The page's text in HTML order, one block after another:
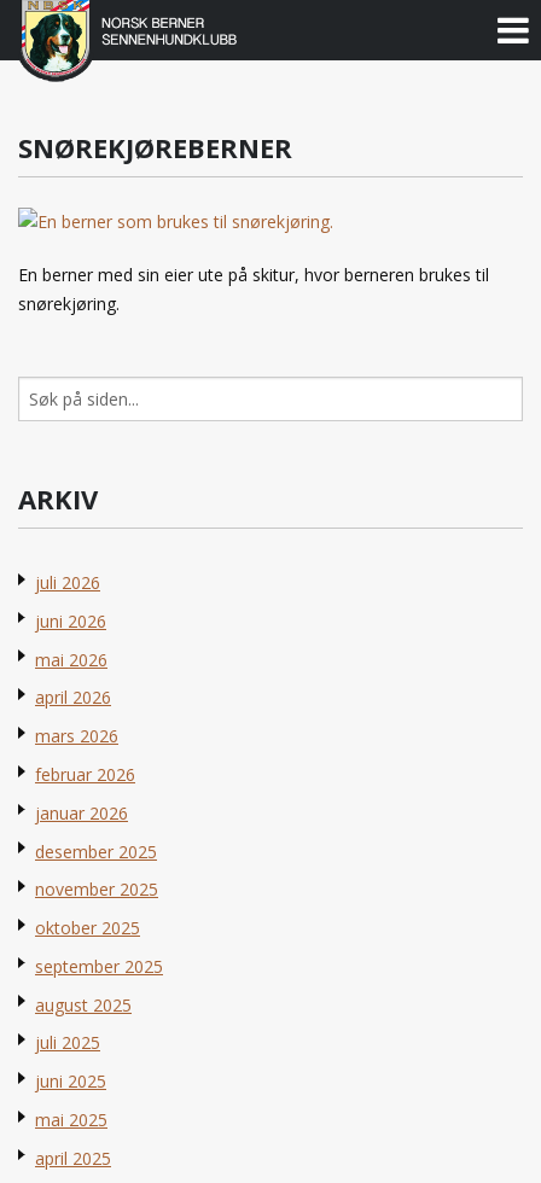
Gå
Norsk
Berner
Sennenhundklubb
SNØREKJØREBERNER
En berner med sin eier ute på skitur, hvor berneren brukes til
snørekjøring.
Søk
ARKIV
juli 2026
juni 2026
mai 2026
april 2026
mars 2026
februar 2026
januar 2026
desember 2025
november 2025
oktober 2025
september 2025
august 2025
juli 2025
juni 2025
mai 2025
april 2025